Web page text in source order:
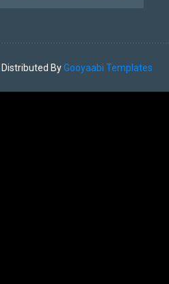
| Distributed ByGooyaabi Templates